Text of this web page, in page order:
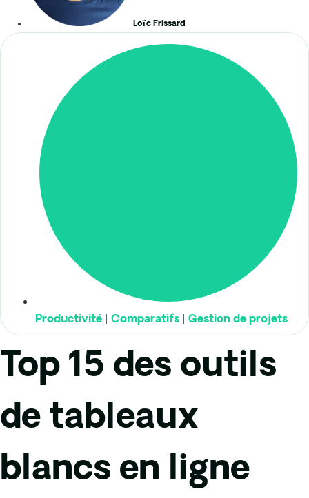
Loïc Frissard
Productivité Comparatifs Gestion de projets
Top 15 des outils
de tableaux
blancs en ligne